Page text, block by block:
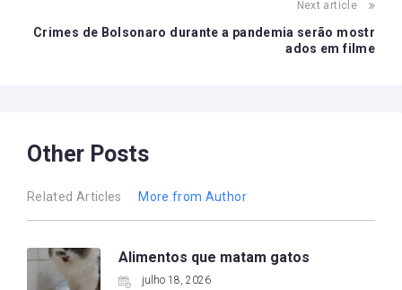
Next article
Crimes de Bolsonaro durante a pandemia serão mostr
ados em filme
Other Posts
Related Articles More from Author
Alimentos que matam gatos
julho 18, 2026